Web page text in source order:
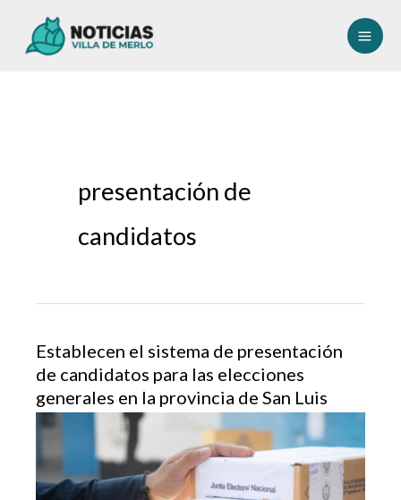
presentación de
candidatos
Establecen el sistema de presentación
de candidatos para las elecciones
generales en la provincia de San Luis